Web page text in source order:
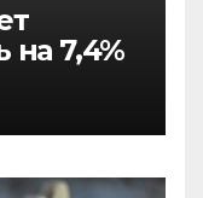
на 7,4%